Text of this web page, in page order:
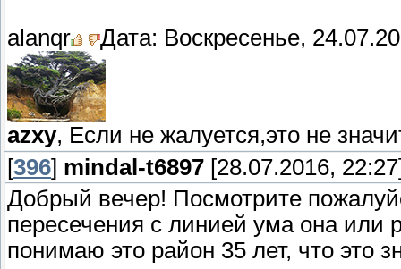
alanqr Дата: Воскресенье,
azxy, Если не жалуется,это не
[396] mindal-t6897 [28.07.2016,
Добрый вечер! Посмотрите
пересечения с линией ума она или
понимаю это район 35 лет, что это